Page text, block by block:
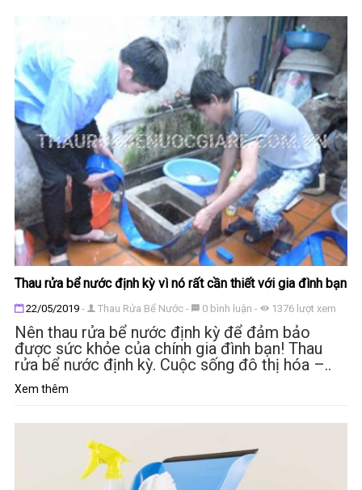
Thau rửa bể nước định kỳ vì nó rất cần thiết với gia đình bạn
Đăng ngày
22/05/2019 - Thau Rửa Bể Nước - 0 bình luận - 1376 lượt xem
Nên thau rửa bể nước định kỳ để đảm bảo
được sức khỏe của chính gia đình bạn! Thau
rửa bể nước định kỳ. Cuộc sống đô thị hóa –..
Xem thêm